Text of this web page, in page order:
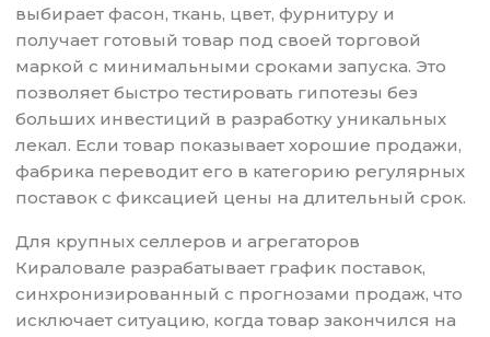
выбирает фасон, ткань, цвет, фурнитуру и
получает готовый товар под своей торговой
маркой с минимальными сроками запуска. Это
позволяет быстро тестировать гипотезы без
больших инвестиций в разработку уникальных
лекал. Если товар показывает хорошие продажи,
фабрика переводит его в категорию регулярных
поставок с фиксацией цены на длительный срок.
Для крупных селлеров и агрегаторов
Кираловале разрабатывает график поставок,
синхронизированный с прогнозами продаж, что
исключает ситуацию, когда товар закончился на